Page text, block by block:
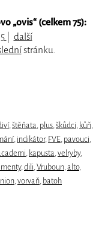
„ovis“ (celkem 75):
5
další
stránku.
,štěňata, plus,škůdci, kůň,
, indikátor, FVE, pavouci,
, kapusta,velryby,
,dili,Vruboun,alto,
,vorvaň, batoh